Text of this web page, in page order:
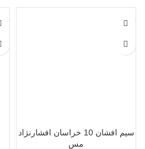
سیم افشان 10 خراسان افشارنژاد
مس